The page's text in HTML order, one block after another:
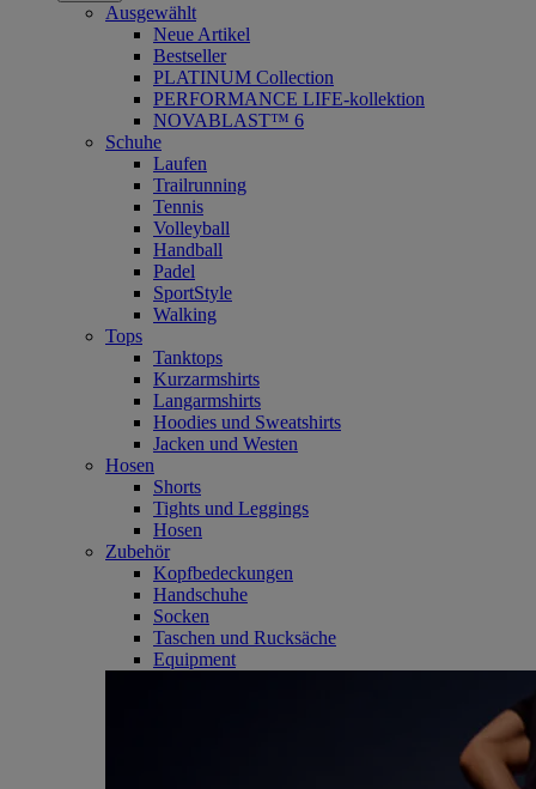
Ausgewählt
Neue Artikel
Bestseller
PLATINUM Collection
PERFORMANCE LIFE-kollektion
NOVABLAST™ 6
Schuhe
Laufen
Trailrunning
Tennis
Volleyball
Handball
Padel
SportStyle
Walking
Tops
Tanktops
Kurzarmshirts
Langarmshirts
Hoodies und Sweatshirts
Jacken und Westen
Hosen
Shorts
Tights und Leggings
Hosen
Zubehör
Kopfbedeckungen
Handschuhe
Socken
Taschen und Rucksäche
Equipment